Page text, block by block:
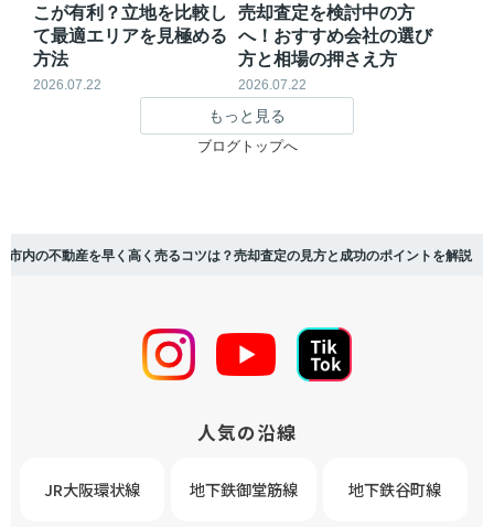
こが有利？立地を比較し
て最適エリアを見極める
方法
2026.07.22
売却査定を検討中の方
へ！おすすめ会社の選び
方と相場の押さえ方
2026.07.22
もっと見る
ブログトップへ
市内の不動産を早く高く売るコツは？売却査定の見方と成功のポイントを解説
人気の沿線
JR大阪環状線 地下鉄御堂筋線 地下鉄谷町線